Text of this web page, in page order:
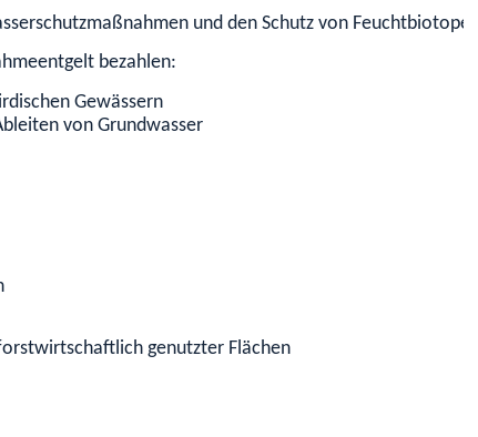
und den Schutz von Feuchtbiotopen.
bezahlen:
Gewässern
von Grundwasser
genutzter Flächen